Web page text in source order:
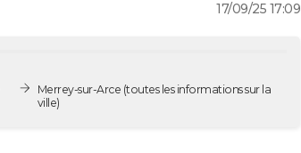
17/09/25 17:09
Merrey-sur-Arce (toutes les informations sur la
ville)